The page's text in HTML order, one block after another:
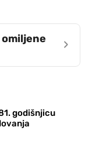
omiljene
›
godišnjicu